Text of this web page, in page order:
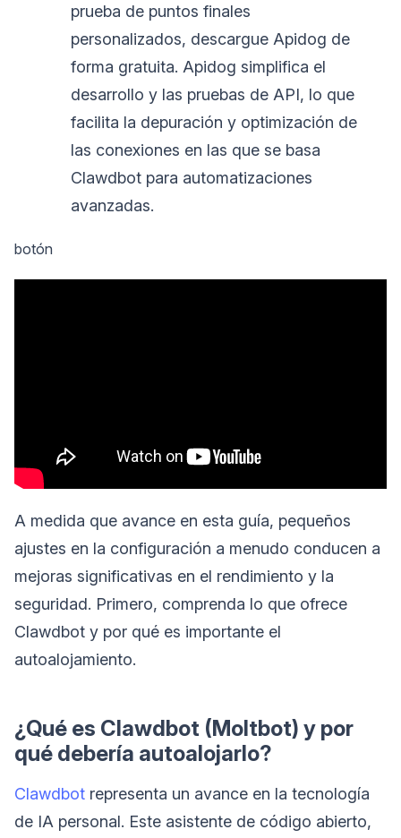
prueba de puntos finales
personalizados, descargue Apidog de
forma gratuita. Apidog simplifica el
desarrollo y las pruebas de API, lo que
facilita la depuración y optimización de
las conexiones en las que se basa
Clawdbot para automatizaciones
avanzadas.
botón
A medida que avance en esta guía, pequeños
ajustes en la configuración a menudo conducen a
mejoras significativas en el rendimiento y la
seguridad. Primero, comprenda lo que ofrece
Clawdbot y por qué es importante el
autoalojamiento.
¿Qué es Clawdbot (Moltbot) y por
qué debería autoalojarlo?
Clawdbot representa un avance en la tecnología
de IA personal. Este asistente de código abierto,